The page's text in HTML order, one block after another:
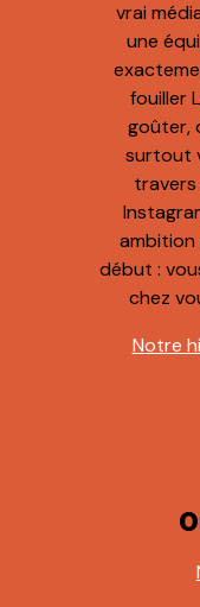
vrai
une
fouiller
goûter,
surtout
ambition
début :
chez
Notre